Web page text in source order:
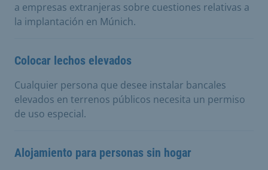
a empresas extranjeras sobre cuestiones relativas a
la implantación en Múnich.
Colocar lechos elevados
Cualquier persona que desee instalar bancales
elevados en terrenos públicos necesita un permiso
de uso especial.
Alojamiento para personas sin hogar